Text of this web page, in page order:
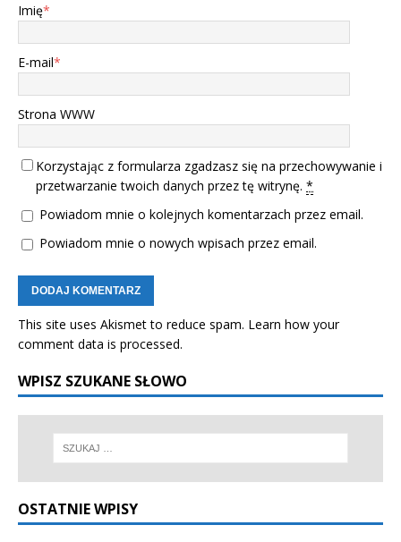
Imię*
E-mail*
Strona WWW
Korzystając z formularza zgadzasz się na przechowywanie i
przetwarzanie twoich danych przez tę witrynę. *
Powiadom mnie o kolejnych komentarzach przez email.
Powiadom mnie o nowych wpisach przez email.
This site uses Akismet to reduce spam. Learn how your
comment data is processed.
WPISZ SZUKANE SŁOWO
OSTATNIE WPISY